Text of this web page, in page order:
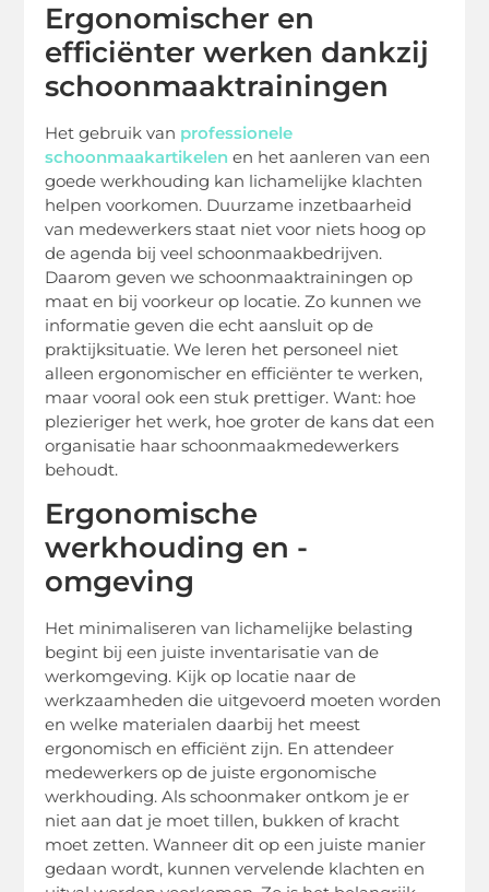
Ergonomischer en
efficiënter werken dankzij
schoonmaaktrainingen
Het gebruik van professionele
schoonmaakartikelen en het aanleren van een
goede werkhouding kan lichamelijke klachten
helpen voorkomen. Duurzame inzetbaarheid
van medewerkers staat niet voor niets hoog op
de agenda bij veel schoonmaakbedrijven.
Daarom geven we schoonmaaktrainingen op
maat en bij voorkeur op locatie. Zo kunnen we
informatie geven die echt aansluit op de
praktijksituatie. We leren het personeel niet
alleen ergonomischer en efficiënter te werken,
maar vooral ook een stuk prettiger. Want: hoe
plezieriger het werk, hoe groter de kans dat een
organisatie haar schoonmaakmedewerkers
behoudt.
Ergonomische
werkhouding en -
omgeving
Het minimaliseren van lichamelijke belasting
begint bij een juiste inventarisatie van de
werkomgeving. Kijk op locatie naar de
werkzaamheden die uitgevoerd moeten worden
en welke materialen daarbij het meest
ergonomisch en efficiënt zijn. En attendeer
medewerkers op de juiste ergonomische
werkhouding. Als schoonmaker ontkom je er
niet aan dat je moet tillen, bukken of kracht
moet zetten. Wanneer dit op een juiste manier
gedaan wordt, kunnen vervelende klachten en